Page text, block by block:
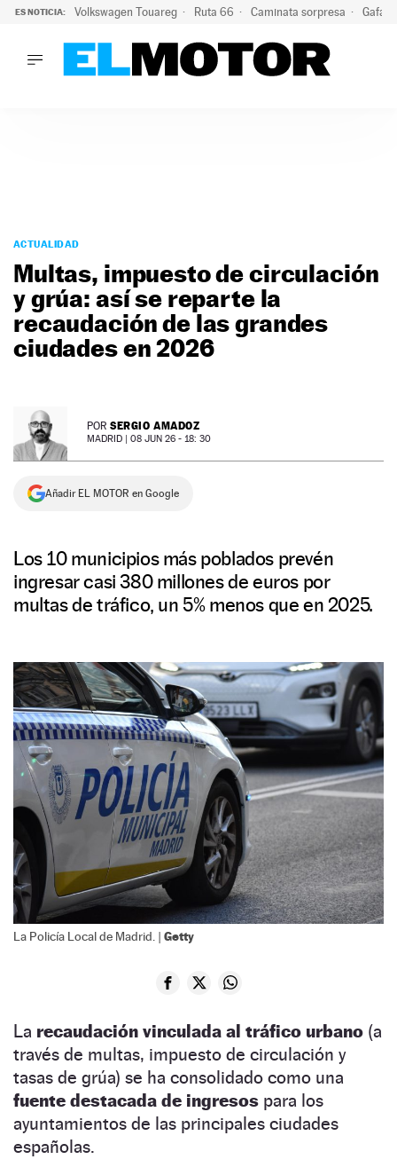
ES NOTICIA: Volkswagen Touareg Ruta 66 Caminata sorpresa Gafas
PODCAST
MOTOS
TECNOLOGÍA
SUPERCOCHES
MOTORTV
NEWSLETTER
ACTUALIDAD
Multas, impuesto de circulación
y grúa: así se reparte la
recaudación de las grandes
ciudades en 2026
POR SERGIO AMADOZ
MADRID | 08 JUN 26 - 18: 30
Añadir EL MOTOR en Google
Los 10 municipios más poblados prevén
ingresar casi 380 millones de euros por
multas de tráfico, un 5% menos que en 2025.
La Policía Local de Madrid. | Getty
La recaudación vinculada al tráfico urbano (a
través de multas, impuesto de circulación y
tasas de grúa) se ha consolidado como una
fuente destacada de ingresos para los
ayuntamientos de las principales ciudades
españolas.